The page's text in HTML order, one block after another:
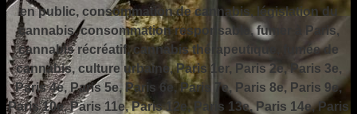
en public, consommation de cannabis, législation du
cannabis, consommation responsable, fumer à Paris,
cannabis récréatif, cannabis thérapeutique, fumée de
cannabis, culture urbaine, Paris 1er, Paris 2e, Paris 3e,
Paris 4e, Paris 5e, Paris 6e, Paris 7e, Paris 8e, Paris 9e,
Paris 10e, Paris 11e, Paris 12e, Paris 13e, Paris 14e, Paris